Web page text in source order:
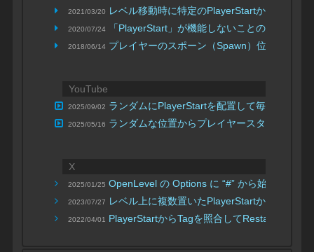
2021/03/20 レベル移動時に特定のPlayerStartから開始す
2020/07/24 「PlayerStart」が機能しないことの対処
2018/06/14 プレイヤーのスポーン（Spawn）位置を設定
YouTube
2025/09/02 ランダムにPlayerStartを配置して毎回違うゲ
2025/05/16 ランダムな位置からプレイヤースタート
X
2025/01/25 OpenLevel の Options に “#” から始まる文
2023/07/27 レベル上に複数置いたPlayerStartからセーブ
2022/04/01 PlayerStartからTagを照合して